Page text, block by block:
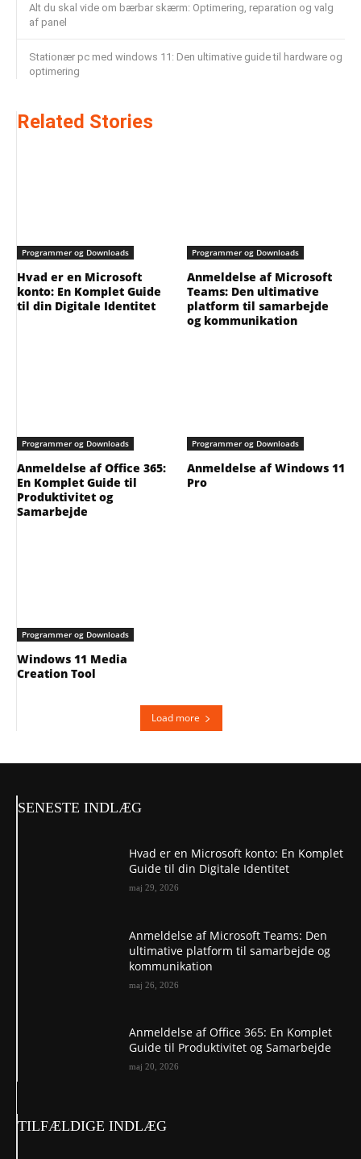
Alt du skal vide om bærbar skærm: Optimering, reparation og valg
af panel
Stationær pc med windows 11: Den ultimative guide til hardware og
optimering
Related Stories
Programmer og Downloads
Hvad er en Microsoft
konto: En Komplet Guide
til din Digitale Identitet
Programmer og Downloads
Anmeldelse af Microsoft
Teams: Den ultimative
platform til samarbejde
og kommunikation
Programmer og Downloads
Anmeldelse af Office 365:
En Komplet Guide til
Produktivitet og
Samarbejde
Programmer og Downloads
Anmeldelse af Windows 11
Pro
Programmer og Downloads
Windows 11 Media
Creation Tool
Load more
SENESTE INDLÆG
Hvad er en Microsoft konto: En Komplet
Guide til din Digitale Identitet
maj 29, 2026
Anmeldelse af Microsoft Teams: Den
ultimative platform til samarbejde og
kommunikation
maj 26, 2026
Anmeldelse af Office 365: En Komplet
Guide til Produktivitet og Samarbejde
maj 20, 2026
TILFÆLDIGE INDLÆG